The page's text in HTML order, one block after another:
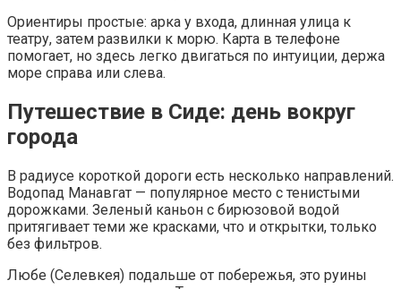
Ориентиры простые: арка у входа, длинная улица к
театру, затем развилки к морю. Карта в телефоне
помогает, но здесь легко двигаться по интуиции, держа
море справа или слева.
Путешествие в Сиде: день вокруг
города
В радиусе короткой дороги есть несколько направлений.
Водопад Манавгат — популярное место с тенистыми
дорожками. Зеленый каньон с бирюзовой водой
притягивает теми же красками, что и открытки, только
без фильтров.
Любе (Селевкея) подальше от побережья, это руины